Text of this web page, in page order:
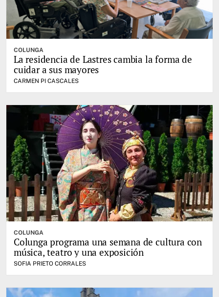
COLUNGA
La residencia de Lastres cambia la forma de
cuidar a sus mayores
CARMEN PI CASCALES
COLUNGA
Colunga programa una semana de cultura con
música, teatro y una exposición
SOFIA PRIETO CORRALES